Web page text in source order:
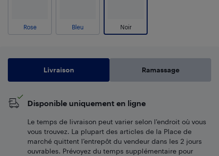
Rose Bleu Noir
Livraison Ramassage
Disponible uniquement en ligne
Le temps de livraison peut varier selon l'endroit où vous
vous trouvez. La plupart des articles de la Place de
marché quittent l’entrepôt du vendeur dans les 2 jours
ouvrables. Prévoyez du temps supplémentaire pour